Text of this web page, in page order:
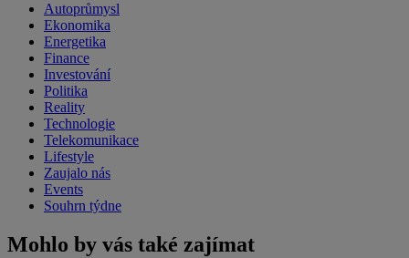
Autoprůmysl
Ekonomika
Energetika
Finance
Investování
Politika
Reality
Technologie
Telekomunikace
Lifestyle
Zaujalo nás
Events
Souhrn týdne
Mohlo by vás také zajímat